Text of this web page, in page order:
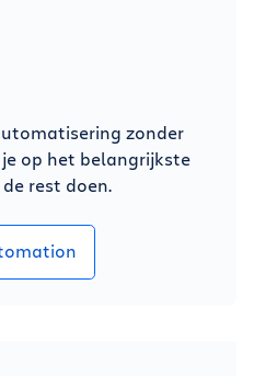
zonder
op het belangrijkste
rest doen.